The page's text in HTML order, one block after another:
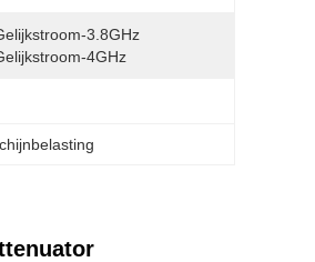
3.8GHz
4GHz